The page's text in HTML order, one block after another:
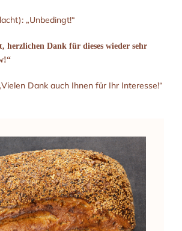
„Unbedingt!“
herzlichen Dank für dieses wieder sehr
Dank auch Ihnen für Ihr Interesse!“